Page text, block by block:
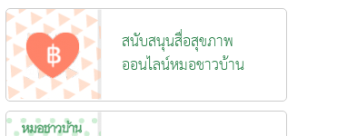
สนับสนุนสื่อสุขภาพ
ออนไลน์หมอชาวบ้าน